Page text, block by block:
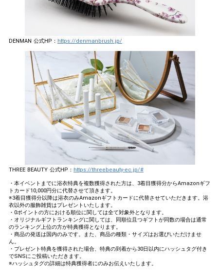
DENMAN 公式HP： https://denmanbrush.jp/
THREE BEAUTY 公式HP： https://threebeauty-ec.jp/#
・本イベントまでに浴衣特典を複数獲得された方は、3着目獲得分からAmazonギフ
トカード10,000円分に代替させて頂きます。
※3着目獲得分以降は浴衣のみAmazonギフトカードに代替させていただきます。浴
衣以外の服飾雑貨はプレゼントいたします。
・0ポイントの方における順位に関しては全て対象外となります。
・オリジナルギフトランキングに関しては、同順位且つギフトが同数の場合は通常
のランキング上位の方が特典獲得となります。
・商品の発送は国内のみです。また、商品の種類・サイズはお選びいただけませ
ん。
・プレゼント特典を獲得された場合、特典の到着から30日以内にハッシュタグ付き
でSNSにご投稿いただきます。
※ハッシュタグの詳細は特典獲得者にのみお伝えいたします。